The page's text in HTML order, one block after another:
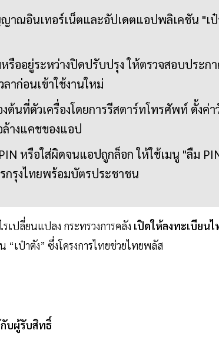
าณอินเทอร์เน็ตและอัปเดตแอปพลิเคชัน "เป๋
รืออยู่ระหว่างปิดปรับปรุง ให้ตรวจสอบประก
ลาก่อนเข้าใช้งานใหม่
ต้นที่ตัวเครื่องโดยการรีสตาร์ทโทรศัพท์ ตั้งค่า
างแคชของแอป
หรือใส่ผิดจนแอปถูกล็อก ให้ใช้เมนู "ลืม
กรุงไทยพร้อมบัตรประชาชน
เปลี่ยนแปลง กระทรวงการคลัง เปิดให้ลงทะเบียน
เป๋าตัง” ซึ่งโครงการไทยช่วยไทยพลัส
กับผู้รับสิทธิ์